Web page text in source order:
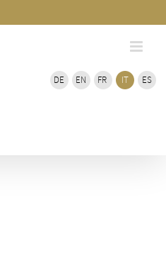
DE EN FR IT ES
bar